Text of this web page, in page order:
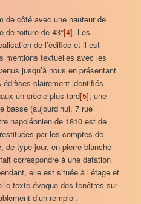
de côté avec une hauteur de
de toiture de 43°[4]. Les
de l’édifice et il est
mentions textuelles avec les
jusqu’à nous en présentant
clairement identifiés
un siècle plus tard[5], une
basse (aujourd’hui, 7 rue
napoléonien de 1810 est de
par les comptes de
de type jour, en pierre blanche
correspondre à une datation
elle est située à l’étage et
le texte évoque des fenêtres sur
d’un remploi.